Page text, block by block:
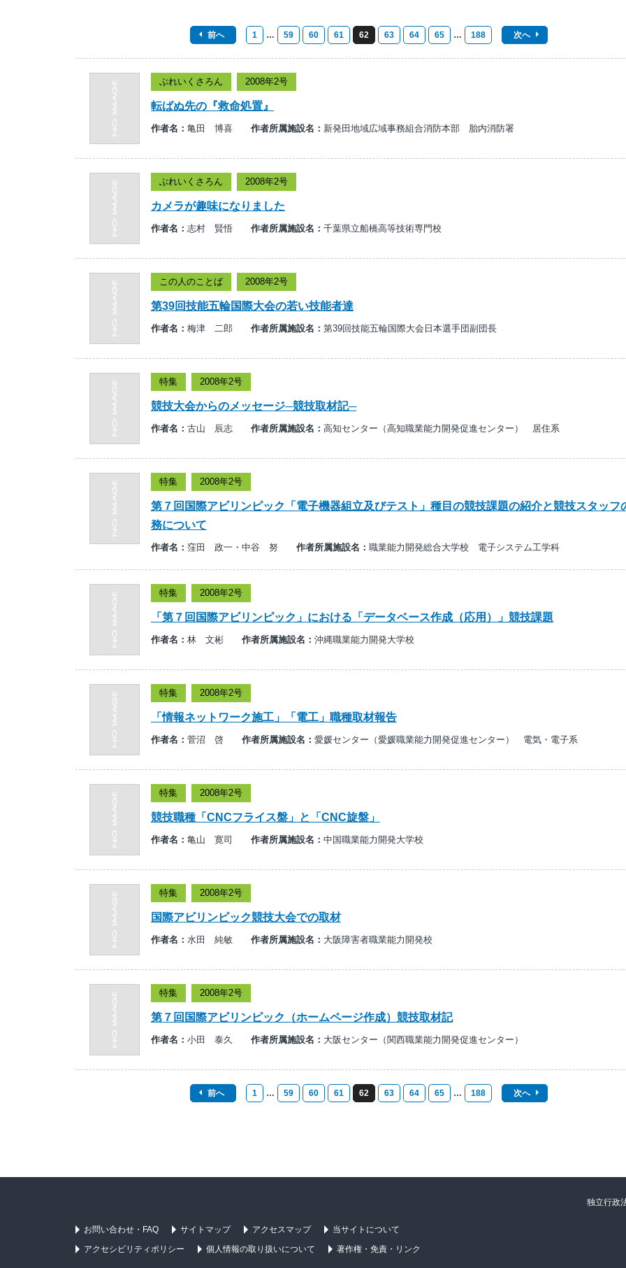
前へ 1 … 59 60 61 62 63 64 65 … 188 次へ
ぶれいくさろん 2008年2号
転ばぬ先の『救命処置』
作者名： 亀田 博喜 作者所属施設名： 新発田地域広域事務組合消防本部 胎内消防署
ぶれいくさろん 2008年2号
カメラが趣味になりました
作者名： 志村 賢悟 作者所属施設名： 千葉県立船橋高等技術専門校
この人のことば 2008年2号
第39回技能五輪国際大会の若い技能者達
作者名： 梅津 二郎 作者所属施設名： 第39回技能五輪国際大会日本選手団副団長
特集 2008年2号
競技大会からのメッセージ─競技取材記─
作者名： 古山 辰志 作者所属施設名： 高知センター（高知職業能力開発促進センター） 居住系
特集 2008年2号
第７回国際アビリンピック「電子機器組立及びテスト」種目の競技課題の紹介と競技スタッフ
務について
作者名： 窪田 政一・中谷 努 作者所属施設名： 職業能力開発総合大学校 電子システム工学科
特集 2008年2号
「第７回国際アビリンピック」における「データベース作成（応用）」競技課題
作者名： 林 文彬 作者所属施設名： 沖縄職業能力開発大学校
特集 2008年2号
「情報ネットワーク施工」「電工」職種取材報告
作者名： 菅沼 啓 作者所属施設名： 愛媛センター（愛媛職業能力開発促進センター） 電気・電子系
特集 2008年2号
競技職種「CNCフライス盤」と「CNC旋盤」
作者名： 亀山 寛司 作者所属施設名： 中国職業能力開発大学校
特集 2008年2号
国際アビリンピック競技大会での取材
作者名： 水田 純敏 作者所属施設名： 大阪障害者職業能力開発校
特集 2008年2号
第７回国際アビリンピック（ホームページ作成）競技取材記
作者名： 小田 泰久 作者所属施設名： 大阪センター（関西職業能力開発促進センター）
前へ 1 … 59 60 61 62 63 64 65 … 188 次へ
お問い合わせ・FAQ サイトマップ アクセスマップ
当サイトについて
アクセシビリティポリシー
個人情報の取り扱いについて 著作権・免責・リンク
独立行政